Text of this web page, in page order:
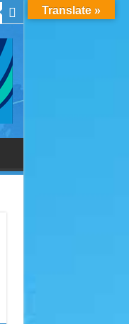
Translate »